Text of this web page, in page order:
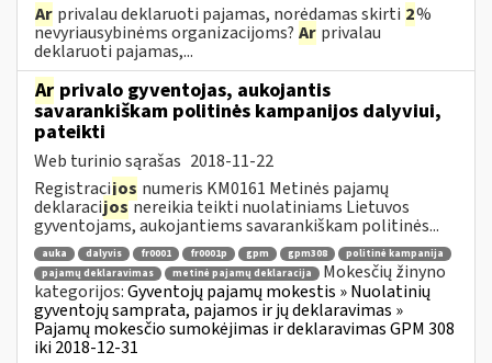
Ar privalau deklaruoti pajamas, norėdamas skirti 2%
nevyriausybinėms organizacijoms? Ar privalau
deklaruoti pajamas,...
Ar privalo gyventojas, aukojantis
savarankiškam politinės kampanijos dalyviui,
pateikti
Web turinio sąrašas 2018-11-22
Registracijos numeris KM0161 Metinės pajamų
deklaracijosnereikia teikti nuolatiniams Lietuvos
gyventojams, aukojantiems savarankiškam politinės...
auka dalyvis fr0001 fr0001p gpm gpm308
politinė kampanija
pajamų deklaravimas
metinė pajamų deklaracija
Mokesčių žinyno
kategorijos:Gyventojų pajamų mokestis » Nuolatinių
gyventojų samprata, pajamos ir jų deklaravimas »
Pajamų mokesčio sumokėjimas ir deklaravimas GPM 308
iki 2018-12-31